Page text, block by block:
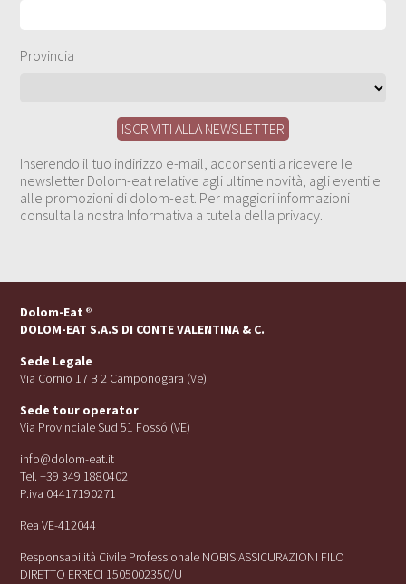
Provincia
Inserendo il tuo indirizzo e-mail, acconsenti a ricevere le
newsletter Dolom-eat relative agli ultime novità, agli eventi e
alle promozioni di dolom-eat. Per maggiori informazioni
consulta la nostra Informativa a tutela della privacy.
Dolom-Eat ®
DOLOM-EAT S.A.S DI CONTE VALENTINA & C.
Sede Legale
Via Cornio 17 B 2 Camponogara (Ve)
Sede tour operator
Via Provinciale Sud 51 Fossó (VE)
info@dolom-eat.it
Tel. +39 349 1880402
P.iva 04417190271
Rea VE-412044
Responsabilità Civile Professionale NOBIS ASSICURAZIONI FILO
DIRETTO ERRECI 1505002350/U